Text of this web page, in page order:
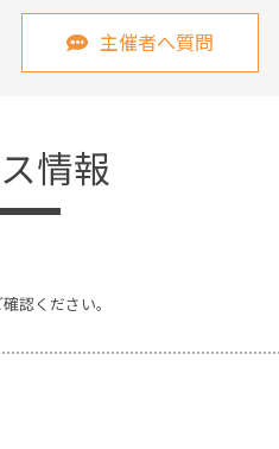
主催者へ質問
情報
認ください。